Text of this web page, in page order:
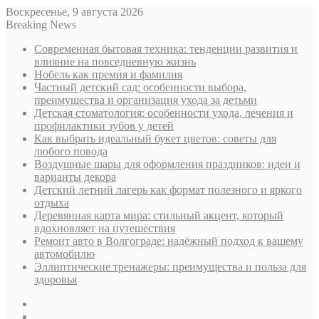
Воскресенье, 9 августа 2026
Breaking News
Современная бытовая техника: тенденции развития и
влияние на повседневную жизнь
Нобель как премия и фамилия
Частный детский сад: особенности выбора,
преимущества и организация ухода за детьми
Детская стоматология: особенности ухода, лечения и
профилактики зубов у детей
Как выбрать идеальный букет цветов: советы для
любого повода
Воздушные шары для оформления праздников: идеи и
варианты декора
Детский летний лагерь как формат полезного и яркого
отдыха
Деревянная карта мира: стильный акцент, который
вдохновляет на путешествия
Ремонт авто в Волгограде: надёжный подход к вашему
автомобилю
Эллиптические тренажеры: преимущества и польза для
здоровья